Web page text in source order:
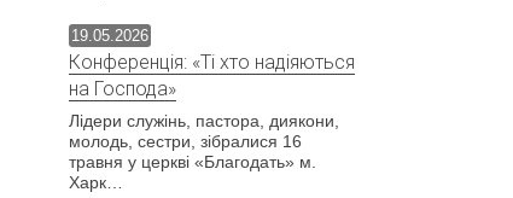
19.05.2026
Конференція: «Ті хто надіяються
на Господа»
Лідери служінь, пастора, диякони,
молодь, сестри, зібралися 16
травня у церкві «Благодать» м.
Харк…